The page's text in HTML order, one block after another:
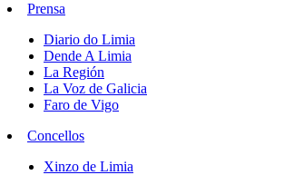
Prensa
Diario do Limia
Dende A Limia
La Región
La Voz de Galicia
Faro de Vigo
Concellos
Xinzo de Limia